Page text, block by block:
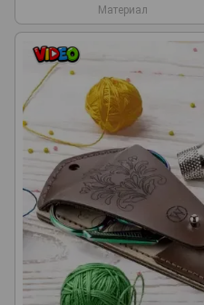
Материал